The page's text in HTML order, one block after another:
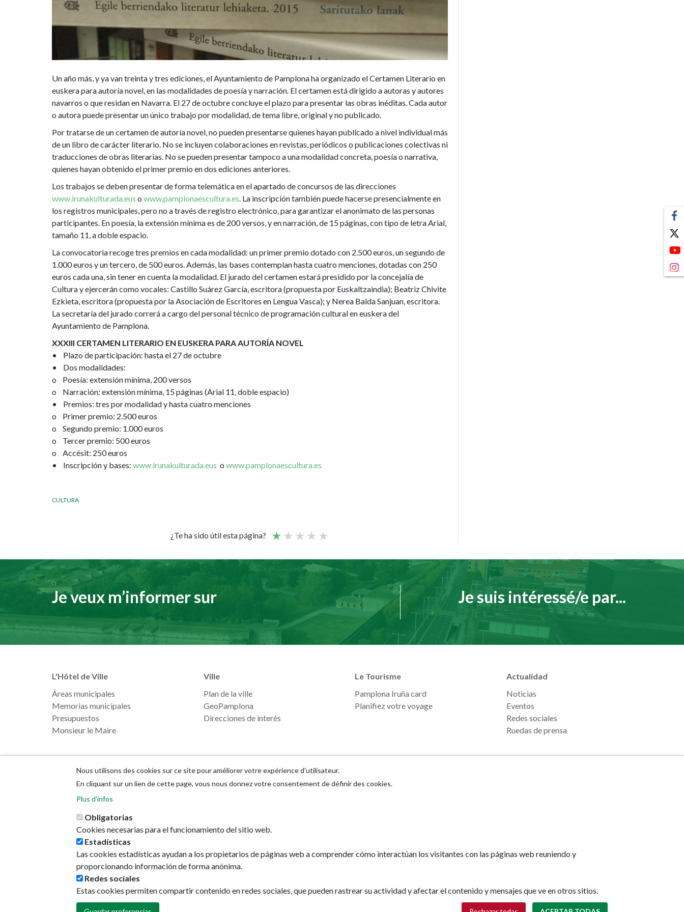
euskera
para
autoría
novel
Un año más, y ya van treinta y tres ediciones, el Ayuntamiento de Pamplona ha organizado el Certamen Literario en
euskera para autoría novel, en las modalidades de poesía y narración. El certamen está dirigido a autoras y autores
navarros o que residan en Navarra. El 27 de octubre concluye el plazo para presentar las obras inéditas. Cada autor
o autora puede presentar un único trabajo por modalidad, de tema libre, original y no publicado.
Por tratarse de un certamen de autoría novel, no pueden presentarse quienes hayan publicado a nivel individual más
de un libro de carácter literario. No se incluyen colaboraciones en revistas, periódicos o publicaciones colectivas ni
traducciones de obras literarias. No se pueden presentar tampoco a una modalidad concreta, poesía o narrativa,
quienes hayan obtenido el primer premio en dos ediciones anteriores.
Los trabajos se deben presentar de forma telemática en el apartado de concursos de las direcciones
www.irunakulturada.eus o www.pamplonaescultura.es. La inscripción también puede hacerse presencialmente en
los registros municipales, pero no a través de registro electrónico, para garantizar el anonimato de las personas
participantes. En poesía, la extensión mínima es de 200 versos, y en narración, de 15 páginas, con tipo de letra Arial,
tamaño 11, a doble espacio.
La convocatoria recoge tres premios en cada modalidad: un primer premio dotado con 2.500 euros, un segundo de
1.000 euros y un tercero, de 500 euros. Además, las bases contemplan hasta cuatro menciones, dotadas con 250
euros cada una, sin tener en cuenta la modalidad. El jurado del certamen estará presidido por la concejalía de
Cultura y ejercerán como vocales: Castillo Suárez García, escritora (propuesta por Euskaltzaindia); Beatriz Chivite
Ezkieta, escritora (propuesta por la Asociación de Escritores en Lengua Vasca); y Nerea Balda Sanjuan, escritora.
La secretaría del jurado correrá a cargo del personal técnico de programación cultural en euskera del
Ayuntamiento de Pamplona.
XXXIII CERTAMEN LITERARIO EN EUSKERA PARA AUTORÍA NOVEL
• Plazo de participación: hasta el 27 de octubre
• Dos modalidades:
o Poesía: extensión mínima, 200 versos
o Narración: extensión mínima, 15 páginas (Arial 11, doble espacio)
• Premios: tres por modalidad y hasta cuatro menciones
o Primer premio: 2.500 euros
o Segundo premio: 1.000 euros
o Tercer premio: 500 euros
o Accésit: 250 euros
• Inscripción y bases: www.irunakulturada.eus o www.pamplonaescultura.es
CULTURA
¿Te ha sido útil esta página?
Je veux m’informer sur Je suis intéressé/e par...
L'Hôtel de Ville
Áreas municipales
Memorias municipales
Presupuestos
Monsieur le Maire
Ville
Plan de la ville
GeoPamplona
Direcciones de interés
Le Tourisme
Pamplona Iruña card
Planifiez votre voyage
Actualidad
Noticias
Eventos
Redes sociales
Ruedas de prensa
31001 - Pamplona
Política de privacidad
Nous utilisons des cookies sur ce site pour améliorer votre expérience d'utilisateur.
En cliquant sur un lien de cette page, vous nous donnez votre consentement de définir des cookies.
Plus d'infos
Obligatorias
Cookies necesarias para el funcionamiento del sitio web.
Estadísticas
Las cookies estadísticas ayudan a los propietarios de páginas web a comprender cómo interactúan los visitantes con las páginas web reuniendo y
proporcionando información de forma anónima.
Redes sociales
Estas cookies permiten compartir contenido en redes sociales, que pueden rastrear su actividad y afectar el contenido y mensajes que ve en otros sitios.
Retirar consentimiento